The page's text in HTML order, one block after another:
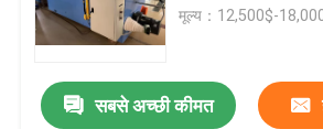
मूल्य：12,500$-
सबसे अच्छी कीमत